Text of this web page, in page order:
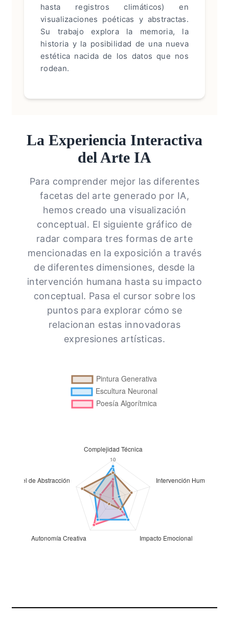
hasta registros climáticos) en
visualizaciones poéticas y abstractas.
Su trabajo explora la memoria, la
historia y la posibilidad de una nueva
estética nacida de los datos que nos
rodean.
La Experiencia Interactiva
del Arte IA
Para comprender mejor las diferentes
facetas del arte generado por IA,
hemos creado una visualización
conceptual. El siguiente gráfico de
radar compara tres formas de arte
mencionadas en la exposición a través
de diferentes dimensiones, desde la
intervención humana hasta su impacto
conceptual. Pasa el cursor sobre los
puntos para explorar cómo se
relacionan estas innovadoras
expresiones artísticas.